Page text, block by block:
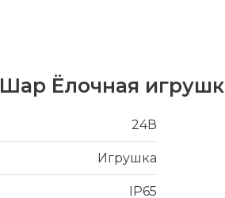
Шар Ёлочная
24В
Игрушка
IP65